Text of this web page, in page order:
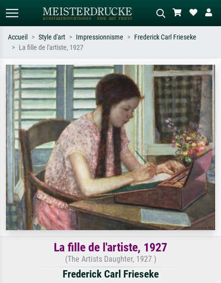
Recherchez par artiste, titre ou style –
ex. Monet, Nuit étoilée,
impressionnisme, vague de Hokusai,
nu.
Décrivez la scène – ex. prairie verte,
abstrait avec beaucoup de rouge,
tableau sombre, nu debout près d'un
arbre.
Accueil Style d'art Impressionnisme
Frederick Carl Frieseke
La fille de l'artiste, 1927
La fille de l'artiste, 1927
(The Artists Daughter, 1927 )
Frederick Carl Frieseke